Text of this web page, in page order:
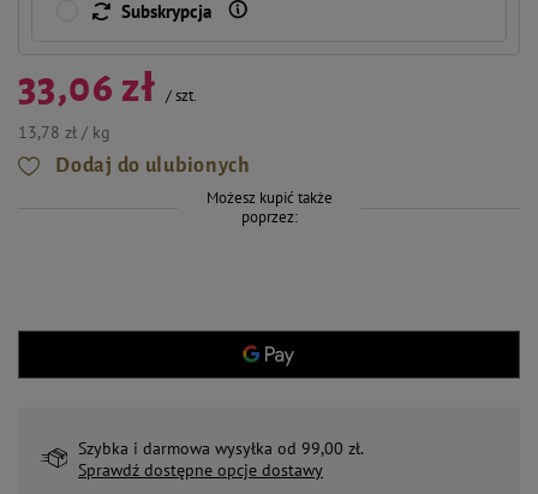
Subskrypcja
33,06 zł /szt.
13,78 zł / kg
Dodaj do ulubionych
Możesz kupić także
poprzez:
Szybka i darmowa wysyłka od 99,00 zł.
Sprawdź dostępne opcje dostawy